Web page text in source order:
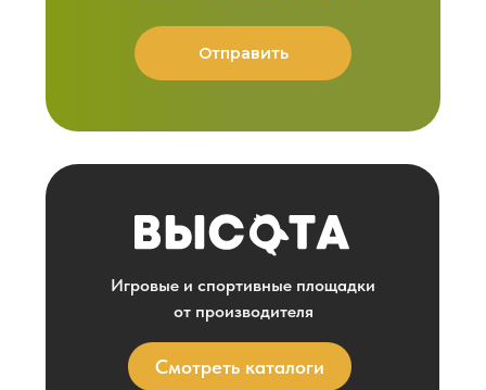
Отправить
Смотреть каталоги
Игровые и спортивные площадки
от производителя